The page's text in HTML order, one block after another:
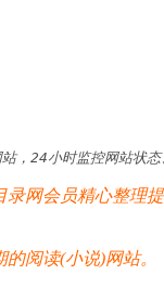
，24小时监控网站状
网会员精心整理
阅读(小说)网站。